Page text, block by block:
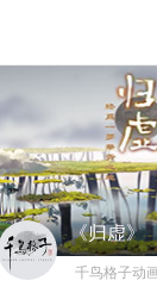
《归虚》
千鸟格子动